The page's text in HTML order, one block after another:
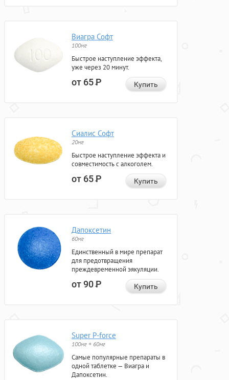
Виагра Софт
100мг
Быстрое наступление эффекта,
уже через 20 минут.
от 65Р Купить
Сиалис Софт
20мг
Быстрое наступление эффекта и
совместимость с алкоголем.
от 65Р Купить
Дапоксетин
60мг
Единственный в мире препарат
для предотвращения
преждевременной эякуляции.
от 90Р Купить
Super P-force
100мг + 60мг
Самые популярные препараты в
одной таблетке — Виагра и
Дапоксетин.